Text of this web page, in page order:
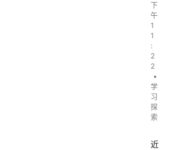
下
午
1
1
:
2
2
•
学
习
探
索
近